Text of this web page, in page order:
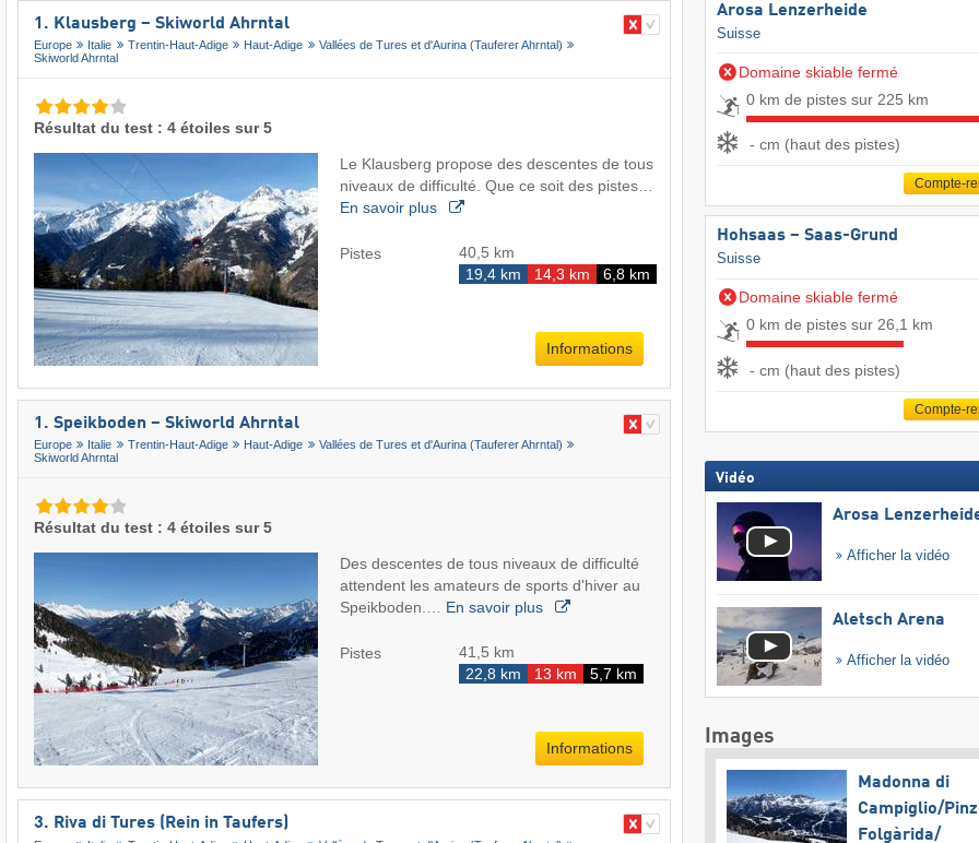
1. Klausberg – Skiworld Ahrntal
Europe Italie Trentin-Haut-Adige Haut-Adige
Vallées de Tures et d'Aurina (Tauferer Ahrntal)
Skiworld Ahrntal
Résultat du test : 4 étoiles sur 5
Le Klausberg propose des descentes de tous
niveaux de difficulté. Que ce soit des pistes…
En savoir plus
Pistes
40,5 km
19,4 km
14,3 km 6,8 km
Informations
1. Speikboden – Skiworld Ahrntal
Europe Italie Trentin-Haut-Adige Haut-Adige
Vallées de Tures et d'Aurina (Tauferer Ahrntal)
Skiworld Ahrntal
Résultat du test : 4 étoiles sur 5
Des descentes de tous niveaux de difficulté
attendent les amateurs de sports d'hiver au
Speikboden.… En savoir plus
Pistes
41,5 km
22,8 km
13 km 5,7 km
Informations
3. Riva di Tures (Rein in Taufers)
Arosa Lenzerheide
Suisse
Domaine skiable fermé
0 km de pistes sur 225 km
- cm (haut des pistes)
Compte-
Hohsaas – Saas-Grund
Suisse
Domaine skiable fermé
0 km de pistes sur 26,1 km
- cm (haut des pistes)
Compte-
Vidéo
Arosa
Afficher la vidéo
Aletsch Arena
Afficher la vidéo
Images
Madonna di
Campiglio/​
Folgàrida/​